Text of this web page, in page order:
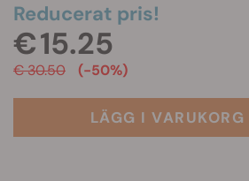
Reducerat pris!
€ 15.25
€ 30.50 (-50%)
LÄGG I VARUKORG